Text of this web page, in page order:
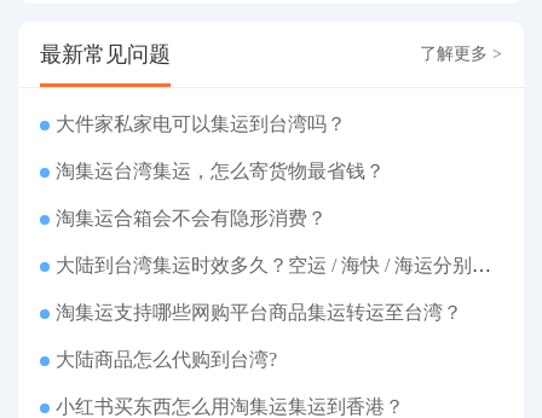
最新常见问题 了解更多 >
大件家私家电可以集运到台湾吗？
淘集运台湾集运，怎么寄货物最省钱？
淘集运合箱会不会有隐形消费？
大陆到台湾集运时效多久？空运 / 海快 / 海运分别几天
淘集运支持哪些网购平台商品集运转运至台湾？
大陆商品怎么代购到台湾?
小红书买东西怎么用淘集运集运到香港？